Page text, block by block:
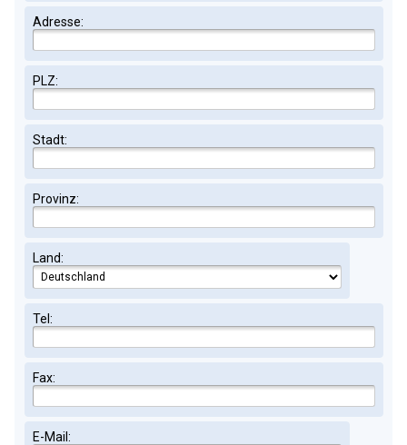
Adresse:
PLZ:
Stadt:
Provinz:
Land:
Tel:
Fax:
E-Mail: